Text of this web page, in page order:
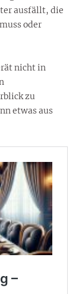
ausfällt, die
oder
nicht in
zu
etwas aus